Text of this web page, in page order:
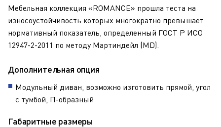
Мебельная коллекция «ROMANCE» прошла теста на
износоустойчивость которых многократно превышает
нормативный показатель, определенный ГОСТ Р ИСО
12947-2-2011 по методу Мартиндейл (MD).
Дополнительная опция
Модульный диван, возможно изготовить прямой, угол
с тумбой, П-образный
Габаритные размеры